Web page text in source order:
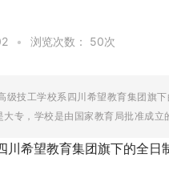
• 浏览次数： 50次
技工学校系四川希望教育集团旗
专，学校是由国家教育局批准成立
希望教育集团旗下的全日